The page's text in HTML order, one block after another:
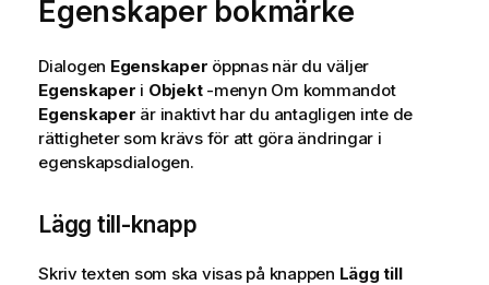
Egenskaper bokmärke
Dialogen Egenskaper öppnas när du väljer
Egenskaper i Objekt-menyn Om kommandot
Egenskaper är inaktivt har du antagligen inte de
rättigheter som krävs för att göra ändringar i
egenskapsdialogen.
Lägg till-knapp
Skriv texten som ska visas på knappen Lägg till